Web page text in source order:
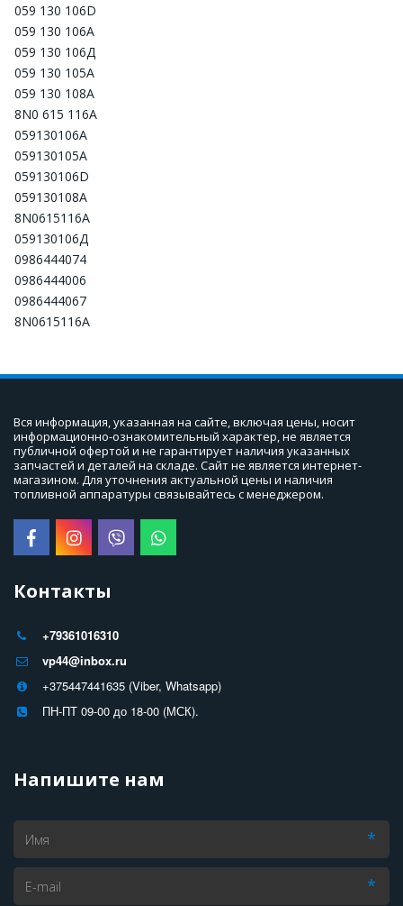
059 130 106D
059 130 106А
059 130 106Д
059 130 105А
059 130 108А
8N0 615 116A
059130106A
059130105А
059130106D
059130108A
8N0615116A
059130106Д
0986444074
0986444006
0986444067
8N0615116A
Вся информация, указанная на сайте, включая цены, носит
информационно-ознакомительный характер, не является
публичной офертой и не гарантирует наличия указанных
запчастей и деталей на складе. Сайт не является интернет-
магазином. Для уточнения актуальной цены и наличия
топливной аппаратуры связывайтесь с менеджером.
Контакты
+79361016310
vp44@inbox.ru
+375447441635 (Viber, Whatsapp)
ПН-ПТ 09-00 до 18-00 (МСК).
Напишите нам
*
*